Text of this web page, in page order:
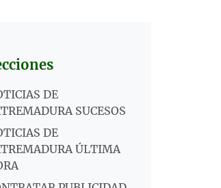
DE
SUCESOS
DE
ÚLTIMA